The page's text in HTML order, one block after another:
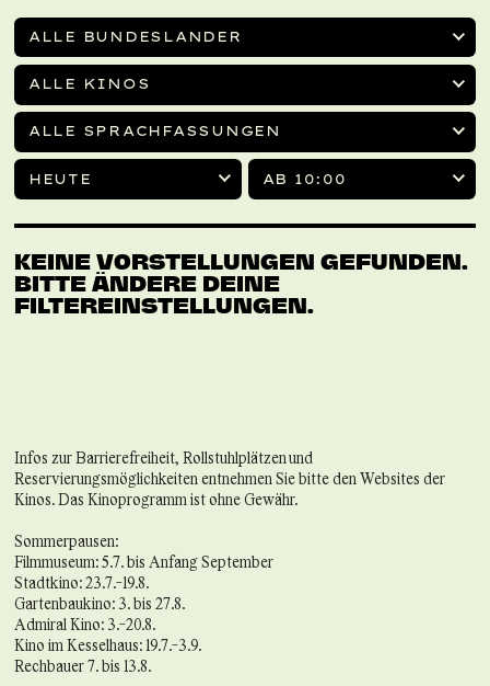
ALLE BUNDESLÄNDER
ALLE KINOS
ALLE SPRACHFASSUNGEN
HEUTE AB 10:00
KEINE VORSTELLUNGEN GEFUNDEN.
BITTE ÄNDERE DEINE
FILTEREINSTELLUNGEN.
Infos zur Barrierefreiheit, Rollstuhlplätzen und
Reservierungsmöglichkeiten entnehmen Sie bitte den Websites der
Kinos. Das Kinoprogramm ist ohne Gewähr.
Sommerpausen:
Filmmuseum: 5.7. bis Anfang September
Stadtkino: 23.7.-19.8.
Gartenbaukino: 3. bis 27.8.
Admiral Kino: 3.-20.8.
Kino im Kesselhaus: 19.7.-3.9.
Rechbauer 7. bis 13.8.